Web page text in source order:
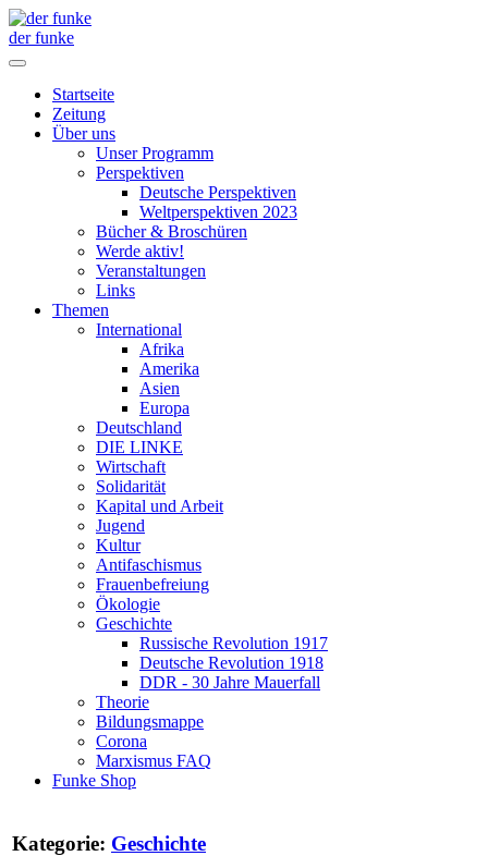
der funke
Startseite
Zeitung
Über uns
Unser Programm
Perspektiven
Deutsche Perspektiven
Weltperspektiven 2023
Bücher & Broschüren
Werde aktiv!
Veranstaltungen
Links
Themen
International
Afrika
Amerika
Asien
Europa
Deutschland
DIE LINKE
Wirtschaft
Solidarität
Kapital und Arbeit
Jugend
Kultur
Antifaschismus
Frauenbefreiung
Ökologie
Geschichte
Russische Revolution 1917
Deutsche Revolution 1918
DDR - 30 Jahre Mauerfall
Theorie
Bildungsmappe
Corona
Marxismus FAQ
Funke Shop
Kategorie: Geschichte